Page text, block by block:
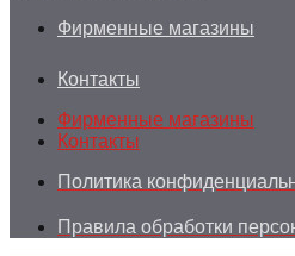
Фирменные магазины
Контакты
Фирменные магазины
Контакты
Политика
Правила обработки